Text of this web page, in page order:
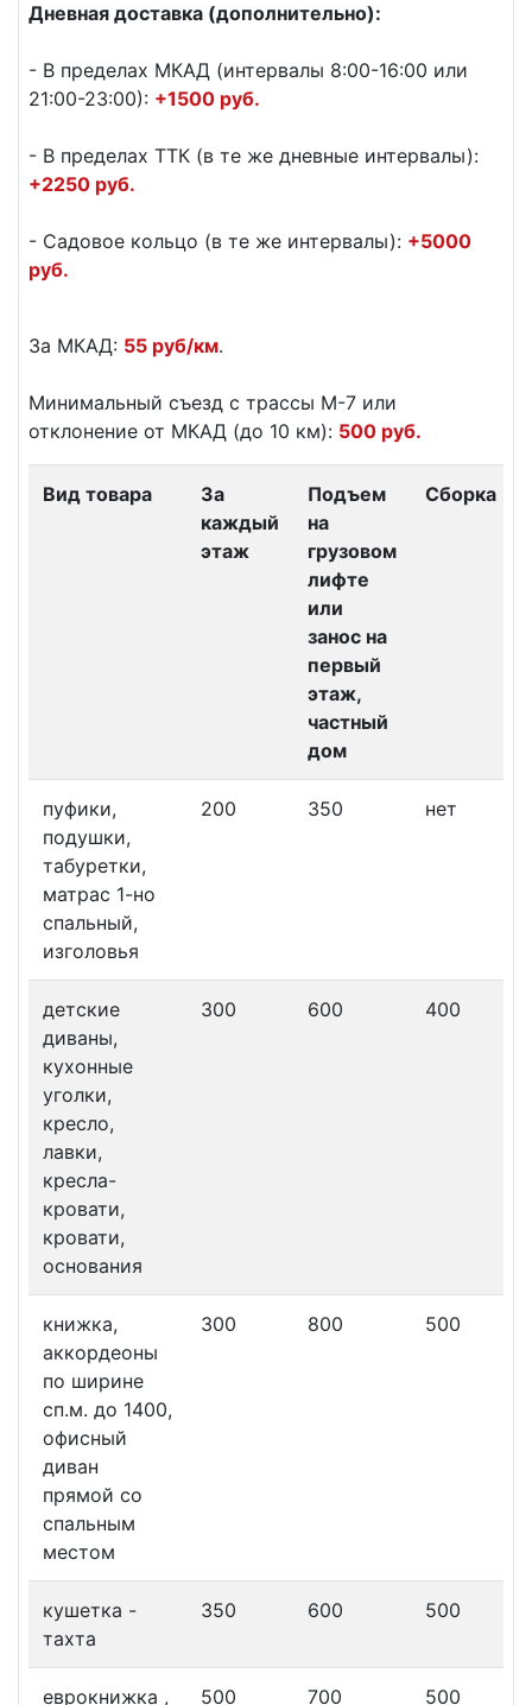
Дневная доставка (дополнительно):
- В пределах МКАД (интервалы 8:00-16:00 или
21:00-23:00): +1500 руб.
- В пределах ТТК (в те же дневные интервалы):
+2250 руб.
- Садовое кольцо (в те же интервалы): +5000
руб.
За МКАД: 55 руб/км.
Минимальный съезд с трассы М-7 или
отклонение от МКАД (до 10 км): 500 руб.
Вид товара
За
каждый
этаж
Подъем
на
грузовом
лифте
или
занос на
первый
этаж,
частный
дом
Сборка
пуфики,
подушки,
табуретки,
матрас 1-но
спальный,
изголовья
200 350 нет
детские
диваны,
кухонные
уголки,
кресло,
лавки,
кресла-
кровати,
кровати,
основания
300 600 400
книжка,
аккордеоны
по ширине
сп.м. до 1400,
офисный
диван
прямой со
спальным
местом
300 800 500
кушетка -
тахта
350 600 500
еврокнижка , 500 700 500